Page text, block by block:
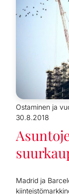
Ostaminen ja
30.8.2018
Madrid ja